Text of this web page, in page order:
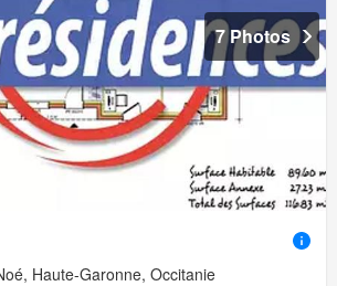
7 Photos
Haute-Garonne, Occitanie